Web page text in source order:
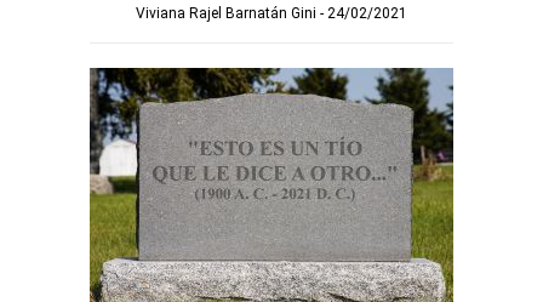
Viviana Rajel Barnatán Gini 24/02/2021